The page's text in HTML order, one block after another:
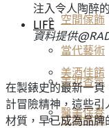
LIFE
美酒佳餚
空間傢飾
空間傢飾
當代藝術
美妝香氛
醫美保養
注入令人陶醉
資料提供@
在製錶史的最新一
計冒險精神，這些
材質，早已成為品